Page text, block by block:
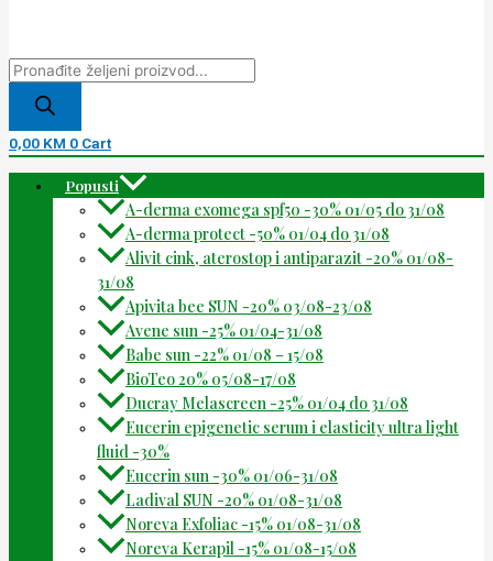
0,00 KM 0 Cart
Popusti
A-derma exomega spf50 -30% 01/05 do 31/08
A-derma protect -50% 01/04 do 31/08
Alivit cink, aterostop i antiparazit -20% 01/08-
31/08
Apivita bee SUN -20% 03/08-23/08
Avene sun -25% 01/04-31/08
Babe sun -22% 01/08 – 15/08
BioTeo 20% 05/08-17/08
Ducray Melascreen -25% 01/04 do 31/08
Eucerin epigenetic serum i elasticity ultra light
fluid -30%
Eucerin sun -30% 01/06-31/08
Ladival SUN -20% 01/08-31/08
Noreva Exfoliac -15% 01/08-31/08
Noreva Kerapil -15% 01/08-15/08